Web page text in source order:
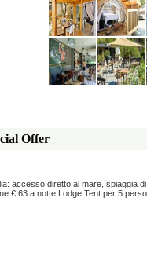
Offer
accesso diretto al mare, spiaggia
€ 63 a notte Lodge Tent per 5